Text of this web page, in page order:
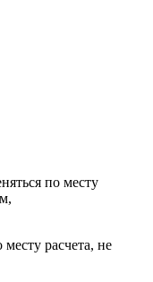
по месту
расчета, не